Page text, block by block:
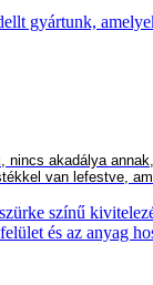
gyártunk,
nincs akadálya
van lefestve,
színű
és az anyag